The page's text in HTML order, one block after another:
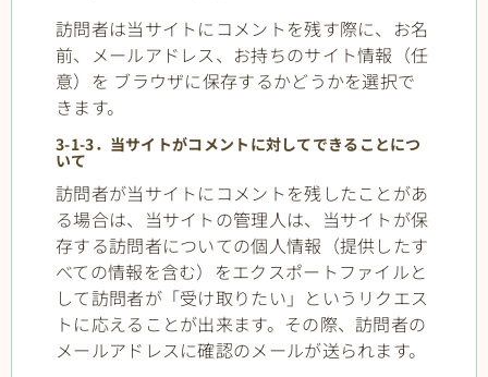
訪問者は当サイトにコメントを残す際に、お名
前、メールアドレス、お持ちのサイト情報（任
意）を ブラウザに保存するかどうかを選択で
きます。
3-1-3．当サイトがコメントに対してできることにつ
いて
訪問者が当サイトにコメントを残したことがあ
る場合は、当サイトの管理人は、当サイトが保
存する訪問者についての個人情報（提供したす
べての情報を含む）をエクスポートファイルと
して訪問者が「受け取りたい」というリクエス
トに応えることが出来ます。その際、訪問者の
メールアドレスに確認のメールが送られます。